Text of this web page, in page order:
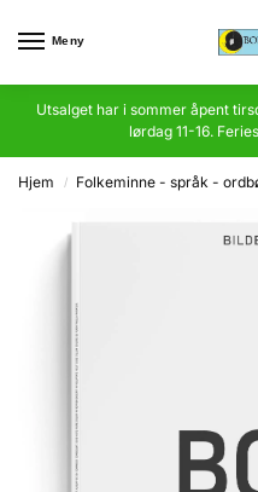
Meny
Utsalget har i sommer åpent
lørdag 11-16.
Hjem / Folkeminne - språk -